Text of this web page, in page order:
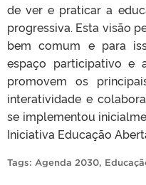
de ver e praticar a
progressiva. Esta visão
bem comum e para
espaço participativo e
promovem os
interatividade e
se implementou
Iniciativa Educação
Tags: Agenda 2030,